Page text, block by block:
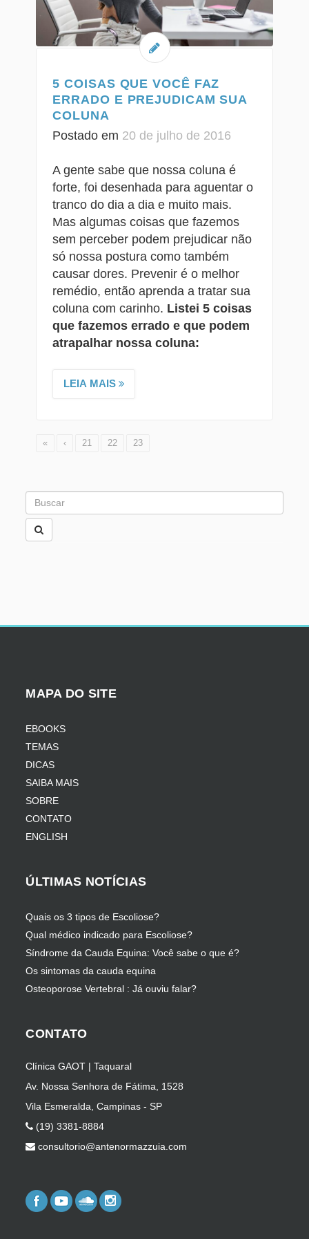
5 COISAS QUE VOCÊ FAZ
ERRADO E PREJUDICAM SUA
COLUNA
Postado em 20 de julho de 2016
A gente sabe que nossa coluna é
forte, foi desenhada para aguentar o
tranco do dia a dia e muito mais.
Mas algumas coisas que fazemos
sem perceber podem prejudicar não
só nossa postura como também
causar dores. Prevenir é o melhor
remédio, então aprenda a tratar sua
coluna com carinho. Listei 5 coisas
que fazemos errado e que podem
atrapalhar nossa coluna:
LEIA MAIS
« ‹ 21 22 23
MAPA DO SITE
EBOOKS
TEMAS
DICAS
SAIBA MAIS
SOBRE
CONTATO
ENGLISH
ÚLTIMAS NOTÍCIAS
Quais os 3 tipos de Escoliose?
Qual médico indicado para Escoliose?
Síndrome da Cauda Equina: Você sabe o que é?
Os sintomas da cauda equina
Osteoporose Vertebral : Já ouviu falar?
CONTATO
Clínica GAOT | Taquaral
Av. Nossa Senhora de Fátima, 1528
Vila Esmeralda, Campinas - SP
(19) 3381-8884
consultorio@antenormazzuia.com